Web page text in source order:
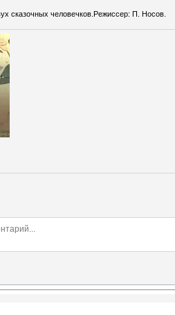
сказочных человечков.Режиссер: П. Носов.